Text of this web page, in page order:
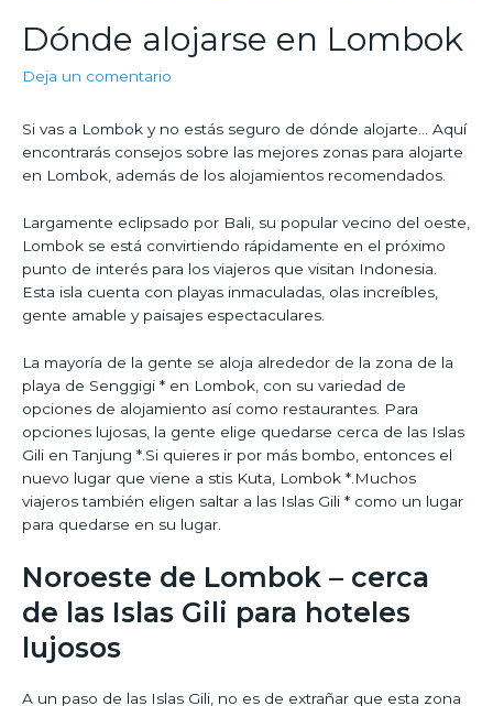
Dónde alojarse en Lombok
Deja un comentario
Si vas a Lombok y no estás seguro de dónde alojarte… Aquí
encontrarás consejos sobre las mejores zonas para alojarte
en Lombok, además de los alojamientos recomendados.
Largamente eclipsado por Bali, su popular vecino del oeste,
Lombok se está convirtiendo rápidamente en el próximo
punto de interés para los viajeros que visitan Indonesia.
Esta isla cuenta con playas inmaculadas, olas increíbles,
gente amable y paisajes espectaculares.
La mayoría de la gente se aloja alrededor de la zona de la
playa de Senggigi * en Lombok, con su variedad de
opciones de alojamiento así como restaurantes. Para
opciones lujosas, la gente elige quedarse cerca de las Islas
Gili en Tanjung *.Si quieres ir por más bombo, entonces el
nuevo lugar que viene a stis Kuta, Lombok *.Muchos
viajeros también eligen saltar a las Islas Gili * como un lugar
para quedarse en su lugar.
Noroeste de Lombok – cerca
de las Islas Gili para hoteles
lujosos
A un paso de las Islas Gili, no es de extrañar que esta zona